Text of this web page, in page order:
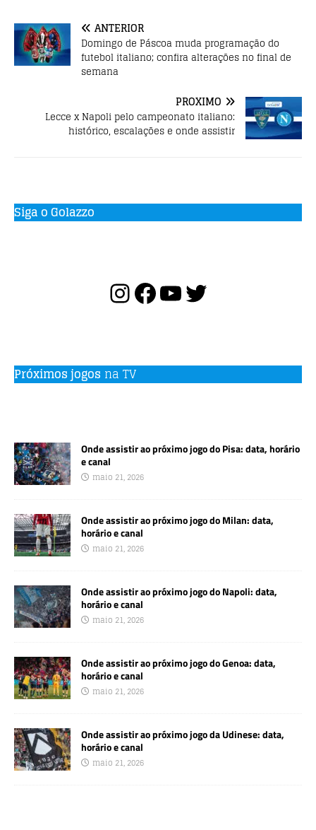
o
k
p
ANTERIOR
Domingo de Páscoa muda programação do
futebol italiano; confira alterações no final de
semana
PRÓXIMO
Lecce x Napoli pelo campeonato italiano:
histórico, escalações e onde assistir
Siga o Golazzo
Próximos jogos na TV
Onde assistir ao próximo jogo do Pisa: data, horário
e canal
maio 21, 2026
Onde assistir ao próximo jogo do Milan: data,
horário e canal
maio 21, 2026
Onde assistir ao próximo jogo do Napoli: data,
horário e canal
maio 21, 2026
Onde assistir ao próximo jogo do Genoa: data,
horário e canal
maio 21, 2026
Onde assistir ao próximo jogo da Udinese: data,
horário e canal
maio 21, 2026